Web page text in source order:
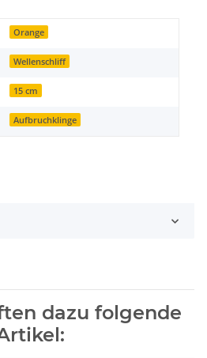
Orange
Wellenschliff
15 cm
Aufbruchklinge
dazu folgende